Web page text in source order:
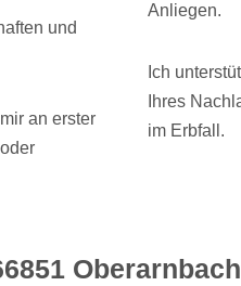
und
an erster
Anliegen.
Ich
Ihres
im Erbfall.